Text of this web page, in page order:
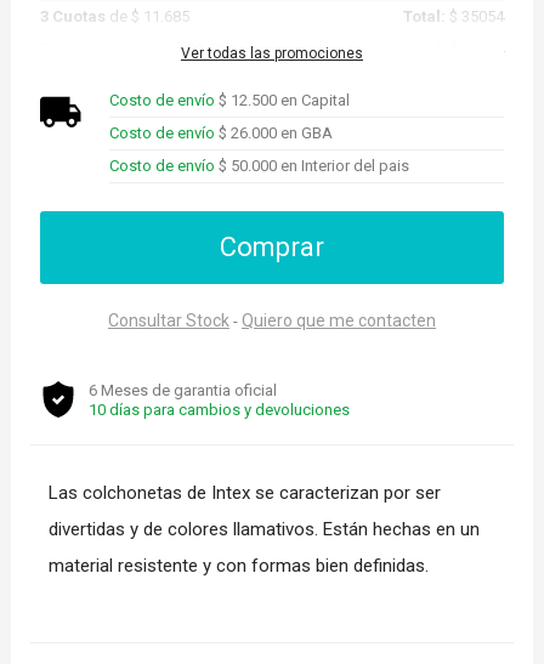
3 Cuotas de $ 11.685 Total: $ 35054
de $ 30.834 $ 30834
Ver todas las promociones
Costo de envío $ 12.500 en Capital
Costo de envío $ 26.000 en GBA
Costo de envío $ 50.000 en Interior del pais
Comprar
Consultar Stock- Quiero que me contacten
6 Meses de garantia oficial
10 días para cambios y devoluciones
Las colchonetas de Intex se caracterizan por ser
divertidas y de colores llamativos. Están hechas en un
material resistente y con formas bien definidas.